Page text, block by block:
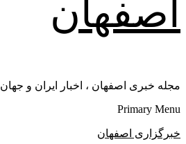
اصفهان
مجله خبری اصفهان ، اخبار ایران و جهان
Primary Menu
خبرگزاری اصفهان